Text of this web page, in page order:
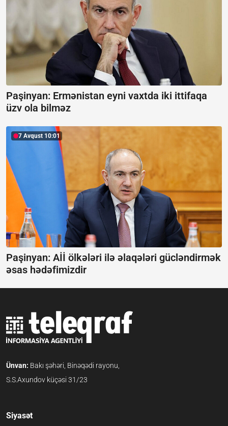
Paşinyan: Ermənistan eyni vaxtda iki ittifaqa
üzv ola bilməz
7 Avqust 10:01
Paşinyan: Aİİ ölkələri ilə əlaqələri gücləndirmək
əsas hədəfimizdir
Ünvan: Bakı şəhəri, Binəqədi rayonu,
S.S.Axundov küçəsi 31/23
Siyasət